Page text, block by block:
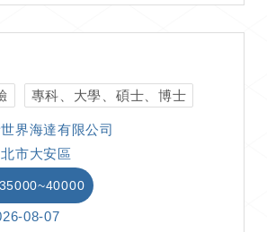
專科、大學、碩士、博士
界海達有限公司
市大安區
08-07